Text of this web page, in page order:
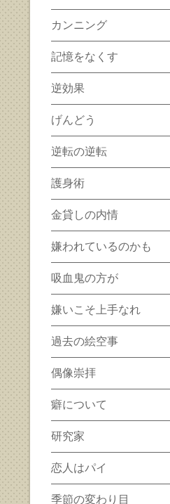
カンニング
記憶をなくす
逆効果
げんどう
逆転の逆転
護身術
金貸しの内情
嫌われているのかも
吸血鬼の方が
嫌いこそ上手なれ
過去の絵空事
偶像崇拝
癖について
研究家
恋人はパイ
季節の変わり目